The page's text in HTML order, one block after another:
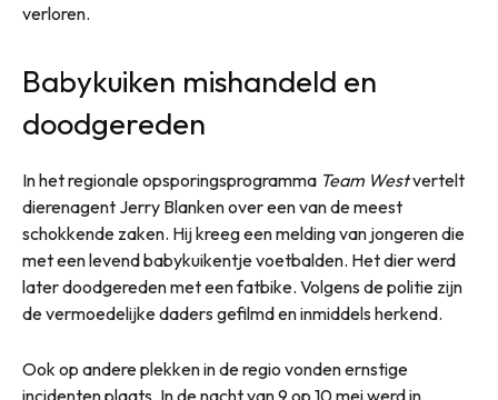
verloren.
Babykuiken mishandeld en
doodgereden
In het regionale opsporingsprogramma Team Westvertelt
dierenagent Jerry Blanken over een van de meest
schokkende zaken. Hij kreeg een melding van jongeren die
met een levend babykuikentje voetbalden. Het dier werd
later doodgereden met een fatbike. Volgens de politie zijn
de vermoedelijke daders gefilmd en inmiddels herkend.
Ook op andere plekken in de regio vonden ernstige
incidenten plaats. In de nacht van 9 op 10 mei werd in